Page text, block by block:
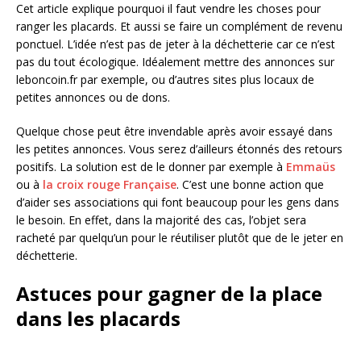
Cet article explique pourquoi il faut vendre les choses pour
ranger les placards. Et aussi se faire un complément de revenu
ponctuel. L’idée n’est pas de jeter à la déchetterie car ce n’est
pas du tout écologique. Idéalement mettre des annonces sur
leboncoin.fr par exemple, ou d’autres sites plus locaux de
petites annonces ou de dons.
Quelque chose peut être invendable après avoir essayé dans
les petites annonces. Vous serez d’ailleurs étonnés des retours
positifs. La solution est de le donner par exemple à Emmaüs
ou à la croix rouge Française. C’est une bonne action que
d’aider ses associations qui font beaucoup pour les gens dans
le besoin. En effet, dans la majorité des cas, l’objet sera
racheté par quelqu’un pour le réutiliser plutôt que de le jeter en
déchetterie.
Astuces pour gagner de la place
dans les placards